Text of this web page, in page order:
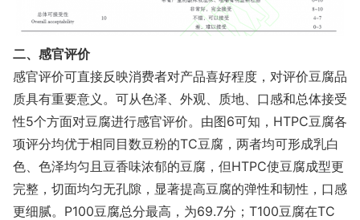
二、感官评价
感官评价可直接反映消费者对产品喜好程度，对评价豆腐品
质具有重要意义。可从色泽、外观、质地、口感和总体接受
性5个方面对豆腐进行感官评价。由图6可知，HTPC豆腐各
项评分均优于相同目数豆粉的TC豆腐，两者均可形成乳白
色、色泽均匀且豆香味浓郁的豆腐，但HTPC使豆腐成型更
完整，切面均匀无孔隙，显著提高豆腐的弹性和韧性，口感
更细腻。P100豆腐总分最高，为69.7分；T100豆腐在TC